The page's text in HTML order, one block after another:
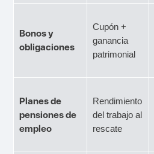
Bonos y
obligaciones
Cupón +
ganancia
patrimonial
Planes de
pensiones de
empleo
Rendimiento
del trabajo al
rescate